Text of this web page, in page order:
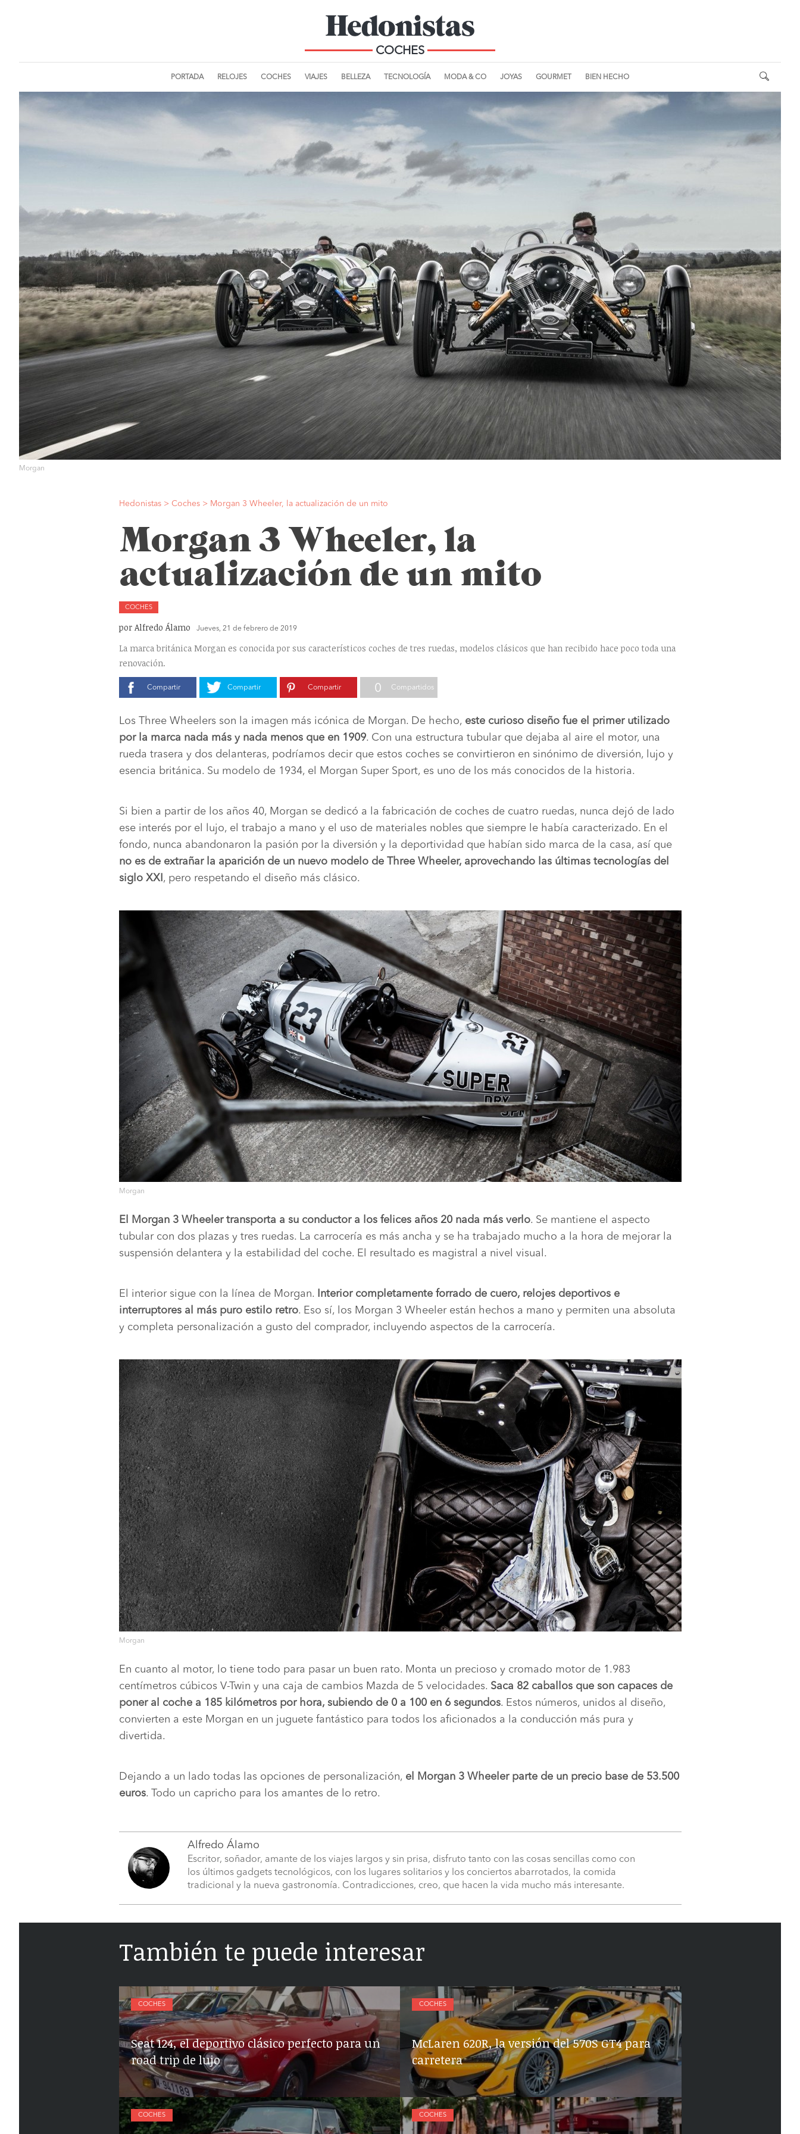
COCHES
PORTADA RELOJES COCHES VIAJES BELLEZA TECNOLOGÍA MODA & CO JOYAS GOURMET BIEN HECHO
Morgan
Hedonistas> Coches> Morgan 3 Wheeler, la actualización de un mito
Morgan 3 Wheeler, la
actualización de un mito
COCHES
por Alfredo Álamo Jueves, 21 de febrero de 2019
La marca británica Morgan es conocida por sus característicos coches de tres ruedas, modelos clásicos que han recibido hace poco toda una
renovación.
Compartir Compartir Compartir 0 Compartidos
Los Three Wheelers son la imagen más icónica de Morgan. De hecho, este curioso diseño fue el primer utilizado
por la marca nada más y nada menos que en 1909. Con una estructura tubular que dejaba al aire el motor, una
rueda trasera y dos delanteras, podríamos decir que estos coches se convirtieron en sinónimo de diversión, lujo y
esencia británica. Su modelo de 1934, el Morgan Super Sport, es uno de los más conocidos de la historia.
Si bien a partir de los años 40, Morgan se dedicó a la fabricación de coches de cuatro ruedas, nunca dejó de lado
ese interés por el lujo, el trabajo a mano y el uso de materiales nobles que siempre le había caracterizado. En el
fondo, nunca abandonaron la pasión por la diversión y la deportividad que habían sido marca de la casa, así que
no es de extrañar la aparición de un nuevo modelo de Three Wheeler, aprovechando las últimas tecnologías del
siglo XXI , pero respetando el diseño más clásico.
Morgan
El Morgan 3 Wheeler transporta a su conductor a los felices años 20 nada más verlo. Se mantiene el aspecto
tubular con dos plazas y tres ruedas. La carrocería es más ancha y se ha trabajado mucho a la hora de mejorar la
suspensión delantera y la estabilidad del coche. El resultado es magistral a nivel visual.
El interior sigue con la línea de Morgan.
Interior completamente forrado de cuero, relojes deportivos e
interruptores al más puro estilo retro. Eso sí, los Morgan 3 Wheeler están hechos a mano y permiten una absoluta
y completa personalización a gusto del comprador, incluyendo aspectos de la carrocería.
Morgan
En cuanto al motor, lo tiene todo para pasar un buen rato. Monta un precioso y cromado motor de 1.983
centímetros cúbicos V-Twin y una caja de cambios Mazda de 5 velocidades. Saca 82 caballos que son capaces de
poner al coche a 185 kilómetros por hora, subiendo de 0 a 100 en 6 segundos. Estos números, unidos al diseño,
convierten a este Morgan en un juguete fantástico para todos los aficionados a la conducción más pura y
divertida.
Dejando a un lado todas las opciones de personalización, el Morgan 3 Wheeler parte de un precio base de 53.500
euros. Todo un capricho para los amantes de lo retro.
Alfredo Álamo
Escritor, soñador, amante de los viajes largos y sin prisa, disfruto tanto con las cosas sencillas como con
los últimos gadgets tecnológicos, con los lugares solitarios y los conciertos abarrotados, la comida
tradicional y la nueva gastronomía. Contradicciones, creo, que hacen la vida mucho más interesante.
También te puede interesar
COCHES
Seat 124, el deportivo clásico perfecto para un
road trip de lujo
COCHES
McLaren 620R, la versión del 570S GT4 para
carretera
COCHES COCHES